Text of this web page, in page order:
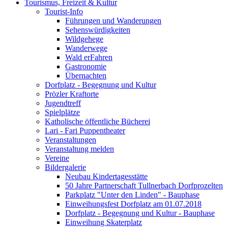
Tourismus, Freizeit & Kultur
Tourist-Info
Führungen und Wanderungen
Sehenswürdigkeiten
Wildgehege
Wanderwege
Wald erFahren
Gastronomie
Übernachten
Dorfplatz - Begegnung und Kultur
Prözler Kraftorte
Jugendtreff
Spielplätze
Katholische öffentliche Bücherei
Lari - Fari Puppentheater
Veranstaltungen
Veranstaltung melden
Vereine
Bildergalerie
Neubau Kindertagesstätte
50 Jahre Partnerschaft Tullnerbach Dorfprozelten
Parkplatz "Unter den Linden" - Bauphase
Einweihungsfest Dorfplatz am 01.07.2018
Dorfplatz - Begegnung und Kultur - Bauphase
Einweihung Skaterplatz